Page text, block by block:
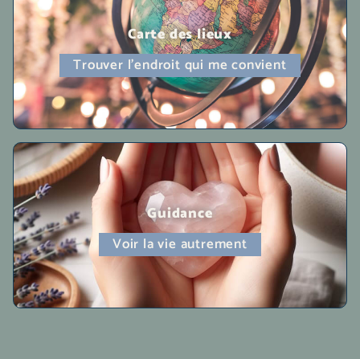
Carte des lieux
Trouver l'endroit qui me convient
Guidance
Voir la vie autrement